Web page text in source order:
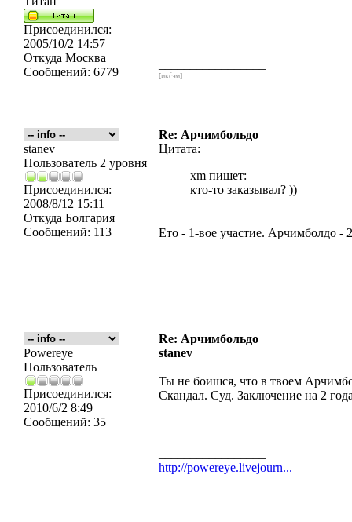
Присоединился:
2005/10/2 14:57
Откуда Москва
Сообщений: 6779 [икс́эм]
Re: Арчимбольдо
stanev
Пользователь 2 уровня
Присоединился:
2008/8/12 15:11
Откуда Болгария
Сообщений: 113
Цитата:
xm пишет:
кто-то заказывал? ))
Ето - 1-вое участие. Арчимболдо -
Re: Арчимбольдо
Powereye
Пользователь
Присоединился:
2010/6/2 8:49
Сообщений: 35
stanev
Ты не боишся, что в твоем
Скандал. Суд. Заключение на 2
http://powereye.livejourn...